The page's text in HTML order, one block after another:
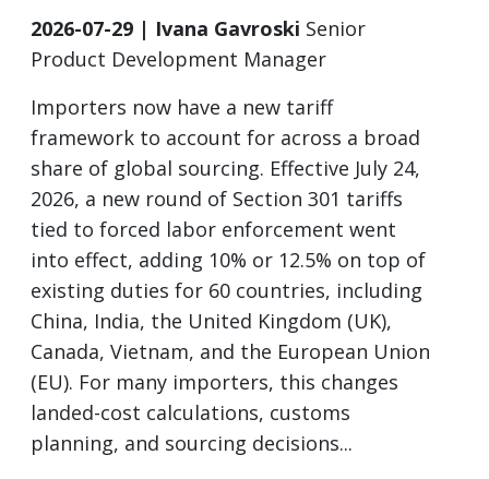
2026-07-29 | Ivana Gavroski Senior
Product Development Manager
Importers now have a new tariff
framework to account for across a broad
share of global sourcing. Effective July 24,
2026, a new round of Section 301 tariffs
tied to forced labor enforcement went
into effect, adding 10% or 12.5% on top of
existing duties for 60 countries, including
China, India, the United Kingdom (UK),
Canada, Vietnam, and the European Union
(EU). For many importers, this changes
landed-cost calculations, customs
planning, and sourcing decisions...